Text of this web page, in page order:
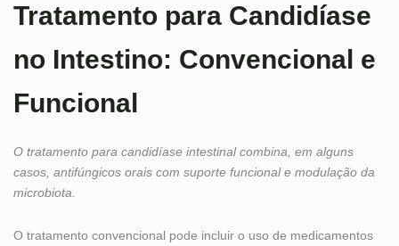
Tratamento para Candidíase
no Intestino: Convencional e
Funcional
O tratamento para candidíase intestinal combina, em alguns
casos, antifúngicos orais com suporte funcional e modulação da
microbiota.
O tratamento convencional pode incluir o uso de medicamentos